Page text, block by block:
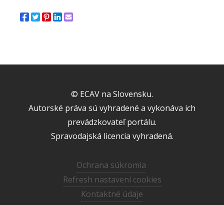
© ECAV na Slovensku.
Autorské práva sú vyhradené a vykonáva ich
prevádzkovateľ portálu.
Spravodajská licencia vyhradená.
Ochrana súkromia
Refresh nastavení cookies
Kontaktné údaje